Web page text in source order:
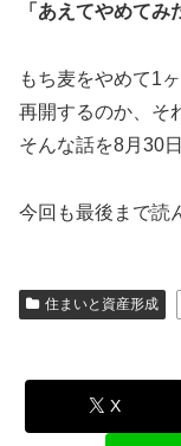
「あえてやめてみ
もち麦をやめて1
再開するのか、そ
そんな話を8月30
今回も最後まで読
住まいと資産形成
X